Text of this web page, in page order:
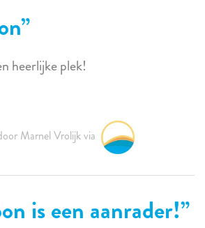
heerlijke plek!
Marnel Vrolijk via
is een aanrader!